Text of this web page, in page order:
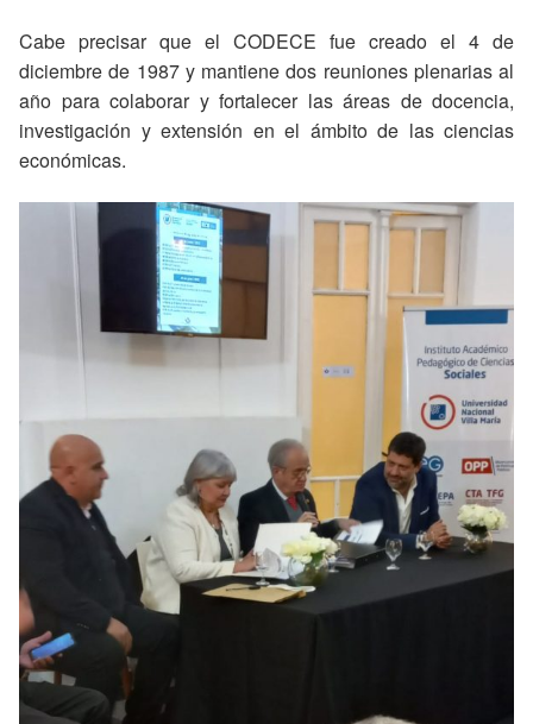
Cabe precisar que el CODECE fue creado el 4 de
diciembre de 1987 y mantiene dos reuniones plenarias al
año para colaborar y fortalecer las áreas de docencia,
investigación y extensión en el ámbito de las ciencias
económicas.